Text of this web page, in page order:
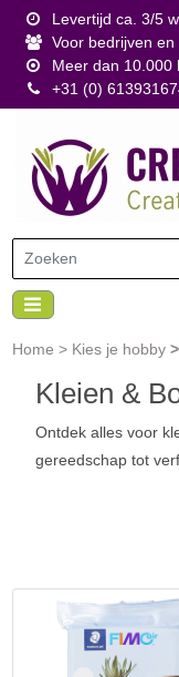
Levertijd ca. 3/5
Voor bedrijven
Meer dan 10.000
+31 (0)
Home > Kies je hobby >
Kleien &
Ontdek alles voor
gereedschap tot